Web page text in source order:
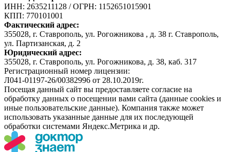
ИНН: 2635211128 /ОГРН: 1152651015901
КПП: 770101001
Фактический адрес:
355028, г. Ставрополь, ул. Рогожникова , д. 38 г. Ставрополь,
ул. Партизанская, д. 2
Юридический адрес:
355028, г. Ставрополь, ул. Рогожникова, д. 38, каб. 317
Регистрационный номер лицензии:
Л041-01197-26/00382996 от 28.10.2019г.
Посещая данный сайт вы предоставляете согласие на
обработку данных о посещении вами сайта (данные cookies и
иные пользовательские данные). Компания также может
использовать указанные данные для их последующей
обработки системами Яндекс.Метрика и др.